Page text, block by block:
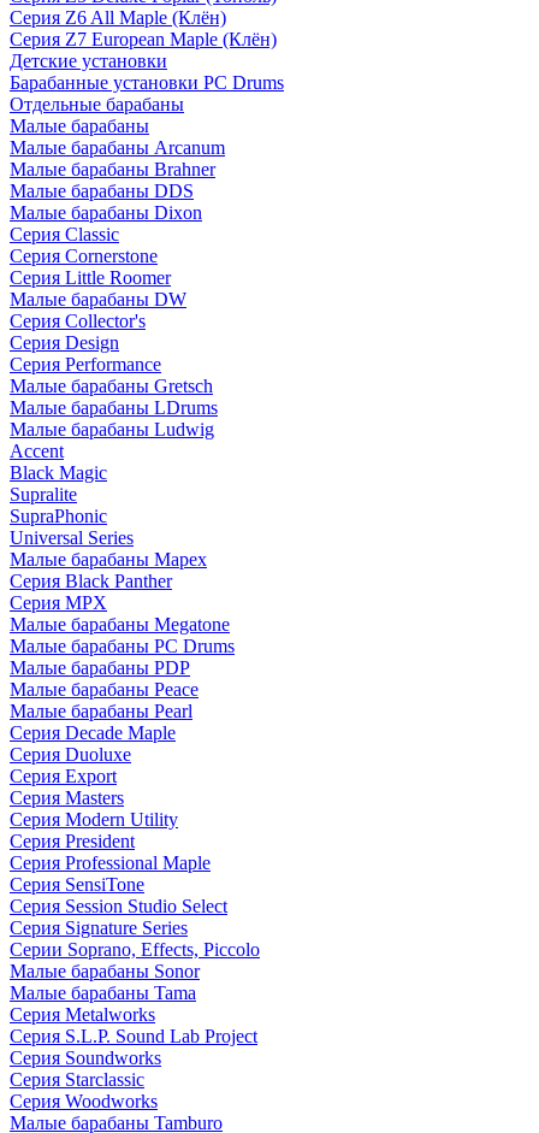
Серия Z6 All Maple (Клён)
Серия Z7 European Maple (Клён)
Детские установки
Барабанные установки PC Drums
Отдельные барабаны
Малые барабаны
Малые барабаны Arcanum
Малые барабаны Brahner
Малые барабаны DDS
Малые барабаны Dixon
Серия Classic
Серия Cornerstone
Серия Little Roomer
Малые барабаны DW
Серия Collector's
Серия Design
Серия Performance
Малые барабаны Gretsch
Малые барабаны LDrums
Малые барабаны Ludwig
Accent
Black Magic
Supralite
SupraPhonic
Universal Series
Малые барабаны Mapex
Серия Black Panther
Серия MPX
Малые барабаны Megatone
Малые барабаны PC Drums
Малые барабаны PDP
Малые барабаны Peace
Малые барабаны Pearl
Серия Decade Maple
Серия Duoluxe
Серия Export
Серия Masters
Серия Modern Utility
Серия President
Серия Professional Maple
Серия SensiTone
Серия Session Studio Select
Серия Signature Series
Серии Soprano, Effects, Piccolo
Малые барабаны Sonor
Малые барабаны Tama
Серия Metalworks
Серия S.L.P. Sound Lab Project
Серия Soundworks
Серия Starclassic
Серия Woodworks
Малые барабаны Tamburo